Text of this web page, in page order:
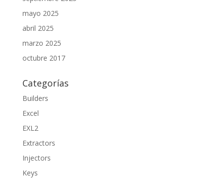
mayo 2025
abril 2025
marzo 2025
octubre 2017
Categorías
Builders
Excel
EXL2
Extractors
Injectors
Keys